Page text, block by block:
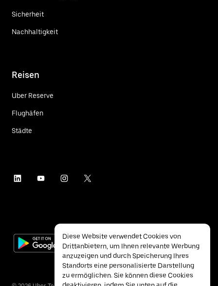
Sicherheit
Nachhaltigkeit
Reisen
Uber Reserve
Flughäfen
Städte
Diese Website verwendet Cookies von
Drittanbietern, um Ihnen relevante Werbung
anzuzeigen und durch Speicherung Ihres
Standorts eine personalisierte Darstellung
zu ermöglichen. Sie können diese Cookies